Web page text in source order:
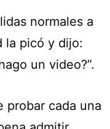
normales a
la picó y dijo:
un video?”.
probar cada una